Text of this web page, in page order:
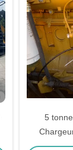
5